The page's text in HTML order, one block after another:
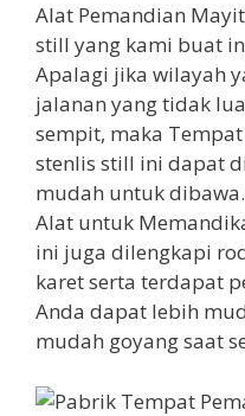
Alat Pemandian
still yang kami buat
Apalagi jika wilayah
jalanan yang tidak
sempit, maka
stenlis still ini dapat
mudah untuk dibawa.
Alat untuk
ini juga dilengkapi
karet serta terdapat
Anda dapat lebih
mudah goyang saat